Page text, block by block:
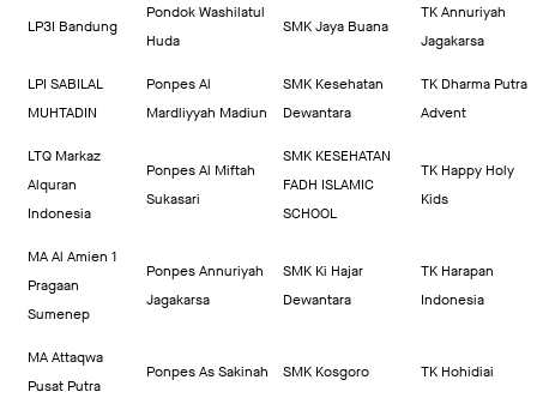
LP3I Bandung
Pondok Washilatul
Huda
SMK Jaya Buana
TK Annuriyah
Jagakarsa
LPI SABILAL
MUHTADIN
Ponpes Al
Mardliyyah Madiun
SMK Kesehatan
Dewantara
TK Dharma Putra
Advent
LTQ Markaz
Alquran
Indonesia
Ponpes Al Miftah
Sukasari
SMK KESEHATAN
FADH ISLAMIC
SCHOOL
TK Happy Holy
Kids
MA Al Amien 1
Pragaan
Sumenep
Ponpes Annuriyah
Jagakarsa
SMK Ki Hajar
Dewantara
TK Harapan
Indonesia
MA Attaqwa
Pusat Putra
Ponpes As Sakinah SMK Kosgoro TK Hohidiai